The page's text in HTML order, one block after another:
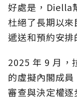
好處是，Diella
杜絕了長期以
遞送和預約安排
2025 年 9 月，
的虛擬內閣成
審查與決定權逐